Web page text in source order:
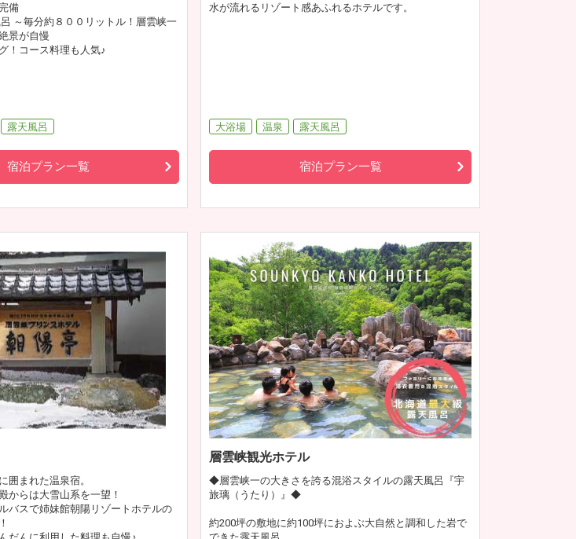
備
～毎分約８００リットル！層雲峡一
景が自慢
！コース料理も人気♪
露天風呂
宿泊プラン一覧
水が流れるリゾート感あふれるホテルです。
大浴場 温泉 露天風呂
宿泊プラン一覧
まれた温泉宿。
からは大雪山系を一望！
バスで姉妹館朝陽リゾートホテルの
だんに利用した料理も自慢♪
層雲峡観光ホテル
◆層雲峡一の大きさを誇る混浴スタイルの露天風呂『宇
旅璃（うたり）』◆
約200坪の敷地に約100坪におよぶ大自然と調和した岩で
できた露天風呂